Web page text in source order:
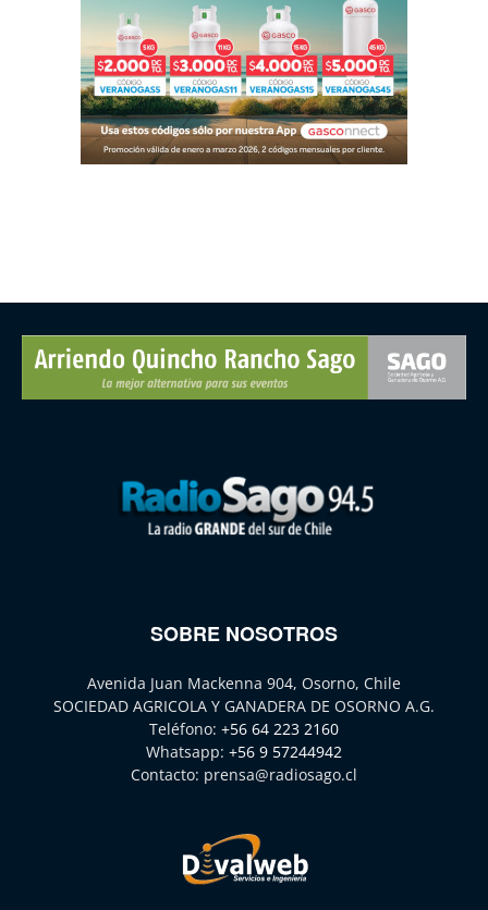
SOBRE NOSOTROS
Avenida Juan Mackenna 904, Osorno, Chile
SOCIEDAD AGRICOLA Y GANADERA DE OSORNO A.G.
Teléfono: +56 64 223 2160
Whatsapp: +56 9 57244942
Contacto: prensa@radiosago.cl